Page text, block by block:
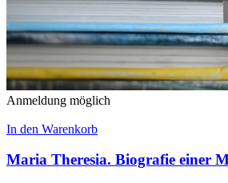
Anmeldung möglich
In den Warenkorb
Maria Theresia. Biografie einer